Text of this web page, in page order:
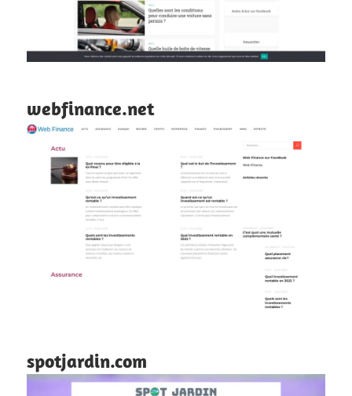
webfinance.net
spotjardin.com